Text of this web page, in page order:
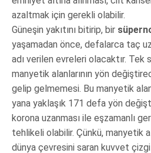
azaltmak için gerekli olabilir.
Güneşin yakıtını bitirip, bir
yaşamadan önce, defalarca taç
adı verilen evreleri olacaktır. Tek
manyetik alanlarının yön
gelip gelmemesi. Bu manyetik
yana yaklaşık 171 defa yön
korona uzanması ile eşzamanlı
tehlikeli olabilir. Çünkü, manyetik
dünya çevresini saran kuvvet